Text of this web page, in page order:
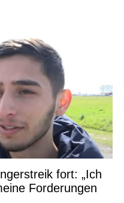
fort: „Ich
Forderungen